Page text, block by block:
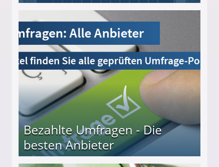
Bezahlte Umfragen - Die
besten Anbieter